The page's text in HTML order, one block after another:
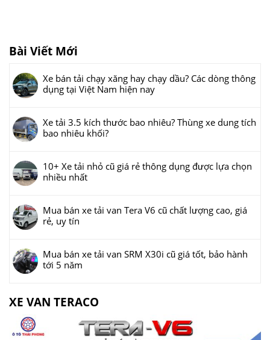
Bài Viết Mới
Xe bán tải chạy xăng hay chạy dầu? Các dòng thông
dụng tại Việt Nam hiện nay
Xe tải 3.5 kích thước bao nhiêu? Thùng xe dung tích
bao nhiêu khối?
10+ Xe tải nhỏ cũ giá rẻ thông dụng được lựa chọn
nhiều nhất
Mua bán xe tải van Tera V6 cũ chất lượng cao, giá
rẻ, uy tín
Mua bán xe tải van SRM X30i cũ giá tốt, bảo hành
tới 5 năm
XE VAN TERACO